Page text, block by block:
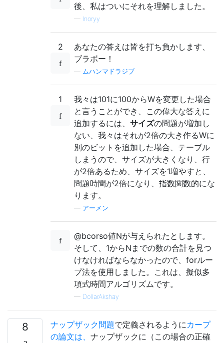
後、私はついにそれを理解しました。
— Inoryy
2
あなたの答えは皆を打ち負かします、
ブラボー！
ムハンマドラジブ
1
我々は101に100からWを変更した場合
と言うことができ、この偉大な答えに
追加するには、 サイズの問題が増加し
ない、我々はそれが2倍の大き作るWに
別のビットを追加した場合、テーブル
しまうので、サイズが大きくなり、行
が2倍あるため、サイズを1増やすと、
問題時間が2倍になり、指数関数的にな
ります。
アーメン
@bcorso値Nが与えられたとします。
そして、1からNまでの数の合計を見つ
けなければならなかったので、forルー
プ法を使用しました。これは、擬似多
項式時間アルゴリズムです。
— DollarAkshay
8 ナップザック問題で定義されるようにカープ
の論文は、 ナップザックに（この場合の正確